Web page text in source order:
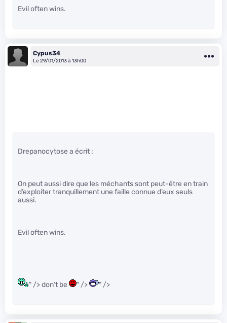
Evil often wins.
Cypus34
Le 29/01/2013 à 13h00
Drepanocytose a écrit :
On peut aussi dire que les méchants sont peut-être en train
d’exploiter tranquillement une faille connue d’eux seuls
aussi.
Evil often wins.
" /> don’t be " /> " />